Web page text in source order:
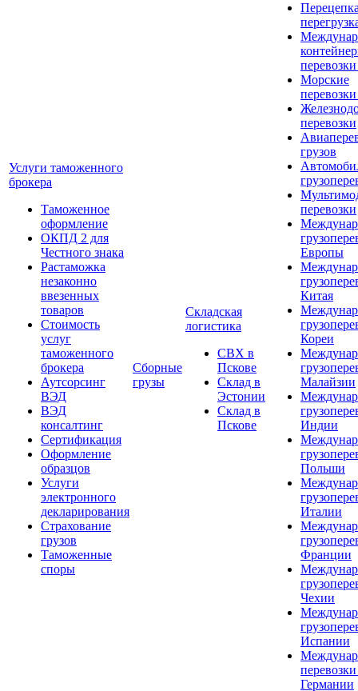
Услуги таможенного
брокера
Таможенное
оформление
ОКПД 2 для
Честного знака
Растаможка
незаконно
ввезенных
товаров
Стоимость
услуг
таможенного
брокера
Аутсорсинг
ВЭД
ВЭД
консалтинг
Сертификация
Оформление
образцов
Услуги
электронного
декларирования
Страхование
грузов
Таможенные
споры
Сборные
грузы
Складская
логистика
СВХ в
Пскове
Склад в
Эстонии
Склад в
Пскове
Морские
перевозки
грузов
перевозки
Европы
Китая
Кореи
Малайзии
Индии
Польши
Италии
Франции
Чехии
Испании
Германии